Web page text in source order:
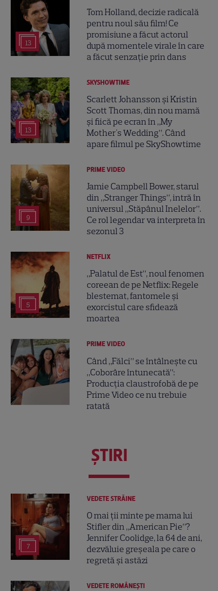
13
Tom Holland, decizie radicală
pentru noul său film! Ce
promisiune a făcut actorul
după momentele virale în care
a făcut senzație prin dans
13
SKYSHOWTIME
Scarlett Johansson și Kristin
Scott Thomas, din nou mamă
și fiică pe ecran în „My
Mother's Wedding”. Când
apare filmul pe SkyShowtime
9
PRIME VIDEO
Jamie Campbell Bower, starul
din „Stranger Things”, intră în
universul „Stăpânul Inelelor”.
Ce rol legendar va interpreta în
sezonul 3
5
NETFLIX
„Palatul de Est”, noul fenomen
coreean de pe Netflix: Regele
blestemat, fantomele și
exorcistul care sfidează
moartea
PRIME VIDEO
Când „Fălci” se întâlnește cu
„Coborâre întunecată”:
Producția claustrofobă de pe
Prime Video ce nu trebuie
ratată
ŞTIRI
7
VEDETE STRĂINE
O mai ții minte pe mama lui
Stifler din „American Pie”?
Jennifer Coolidge, la 64 de ani,
dezvăluie greșeala pe care o
regretă și astăzi
VEDETE ROMÂNEŞTI